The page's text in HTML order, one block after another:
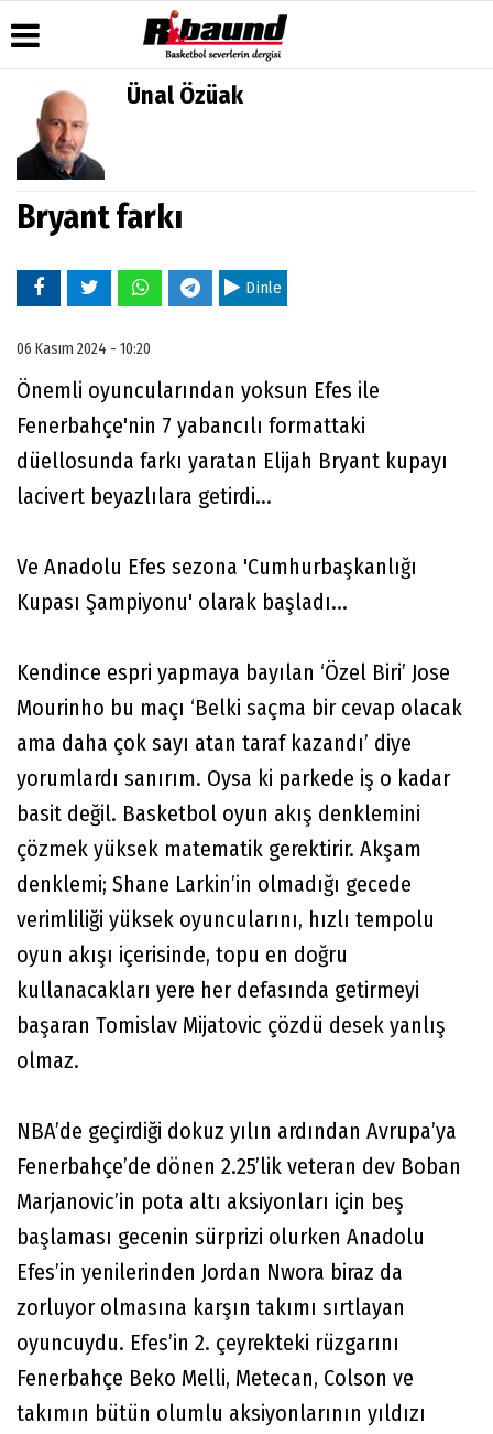
Üye Paneli
Haber
Arşivi
Gazete
Arşivi
Biyografiler
Ünal Özüak
Bryant farkı
Dinle
06 Kasım 2024 - 10:20
Önemli oyuncularından yoksun Efes ile
Fenerbahçe'nin 7 yabancılı formattaki
düellosunda farkı yaratan Elijah Bryant kupayı
lacivert beyazlılara getirdi...
Ve Anadolu Efes sezona 'Cumhurbaşkanlığı
Kupası Şampiyonu' olarak başladı...
Kendince espri yapmaya bayılan ‘Özel Biri’ Jose
Mourinho bu maçı ‘Belki saçma bir cevap olacak
ama daha çok sayı atan taraf kazandı’ diye
yorumlardı sanırım. Oysa ki parkede iş o kadar
basit değil. Basketbol oyun akış denklemini
çözmek yüksek matematik gerektirir. Akşam
denklemi; Shane Larkin’in olmadığı gecede
verimliliği yüksek oyuncularını, hızlı tempolu
oyun akışı içerisinde, topu en doğru
kullanacakları yere her defasında getirmeyi
başaran Tomislav Mijatovic çözdü desek yanlış
olmaz.
NBA’de geçirdiği dokuz yılın ardından Avrupa’ya
Fenerbahçe’de dönen 2.25’lik veteran dev Boban
Marjanovic’in pota altı aksiyonları için beş
başlaması gecenin sürprizi olurken Anadolu
Efes’in yenilerinden Jordan Nwora biraz da
zorluyor olmasına karşın takımı sırtlayan
oyuncuydu. Efes’in 2. çeyrekteki rüzgarını
Fenerbahçe Beko Melli, Metecan, Colson ve
takımın bütün olumlu aksiyonlarının yıldızı